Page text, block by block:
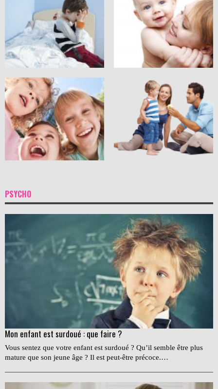
PSYCHO
Mon enfant est surdoué : que faire ?
Vous sentez que votre enfant est surdoué ? Qu’il semble être plus
mature que son jeune âge ? Il est peut-être précoce.…